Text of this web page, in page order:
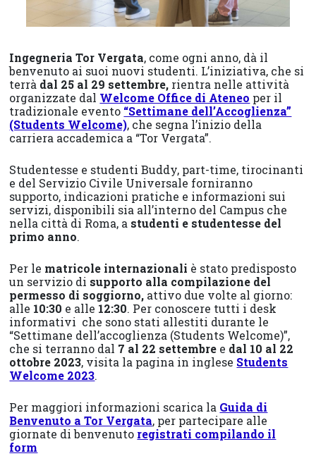
Ingegneria Tor Vergata, come ogni anno, dà il
benvenuto ai suoi nuovi studenti. L’iniziativa, che si
terrà dal 25 al 29 settembre, rientra nelle attività
organizzate dal Welcome Office di Ateneo per il
tradizionale evento “Settimane dell’Accoglienza”
(Students Welcome), che segna l’inizio della
carriera accademica a “Tor Vergata”.
Studentesse e studenti Buddy, part-time, tirocinanti
e del Servizio Civile Universale forniranno
supporto, indicazioni pratiche e informazioni sui
servizi, disponibili sia all’interno del Campus che
nella città di Roma, a studenti e studentesse del
primo anno.
Per le matricole internazionali è stato predisposto
un servizio di supporto alla compilazione del
permesso di soggiorno, attivo due volte al giorno:
alle 10:30 e alle 12:30. Per conoscere tutti i desk
informativi che sono stati allestiti durante le
“Settimane dell’accoglienza (Students Welcome)”,
che si terranno dal 7 al 22 settembre e dal 10 al 22
ottobre 2023, visita la pagina in inglese Students
Welcome 2023.
Per maggiori informazioni scarica la Guida di
Benvenuto a Tor Vergata, per partecipare alle
giornate di benvenuto registrati compilando il
form